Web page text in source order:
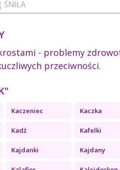
- problemy
przeciwności.
Kaczeniec Kaczka
Kadź Kafelki
Kajdanki Kajdany